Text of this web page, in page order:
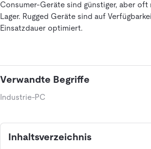
Consumer-Geräte sind günstiger, aber oft
Lager. Rugged Geräte sind auf
Einsatzdauer optimiert.
Verwandte Begriffe
Industrie-PC
Inhaltsverzeichnis